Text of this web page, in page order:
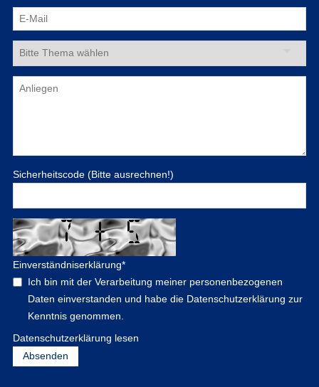
Sicherheitscode (Bitte ausrechnen!)
Einverständniserklärung*
Ich bin mit der Verarbeitung meiner personenbezogenen
Daten einverstanden und habe die Datenschutzerklärung zur
Kenntnis genommen.
Datenschutzerklärung lesen